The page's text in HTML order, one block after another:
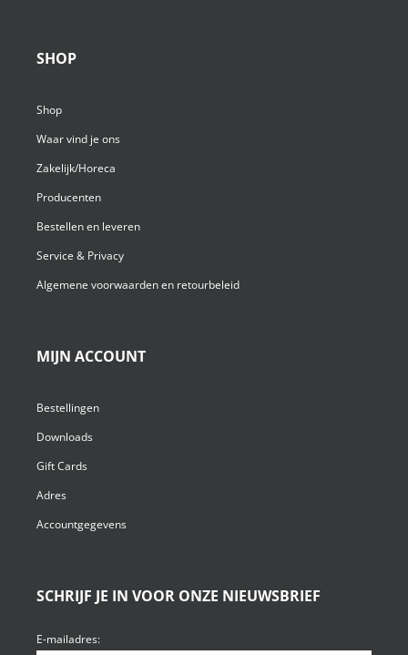
SHOP
Shop
Waar vind je ons
Zakelijk/Horeca
Producenten
Bestellen en leveren
Service & Privacy
Algemene voorwaarden en retourbeleid
MIJN ACCOUNT
Bestellingen
Downloads
Gift Cards
Adres
Accountgegevens
SCHRIJF JE IN VOOR ONZE NIEUWSBRIEF
E-mailadres: